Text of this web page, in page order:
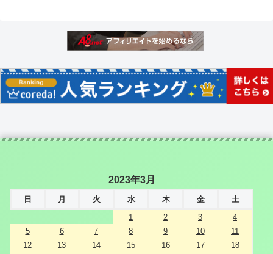
2023年3月
日 月 火 水 木 金
土
1
2 3
4
5
6 7 8 9 10
11
12
13 14 15 16 17
18